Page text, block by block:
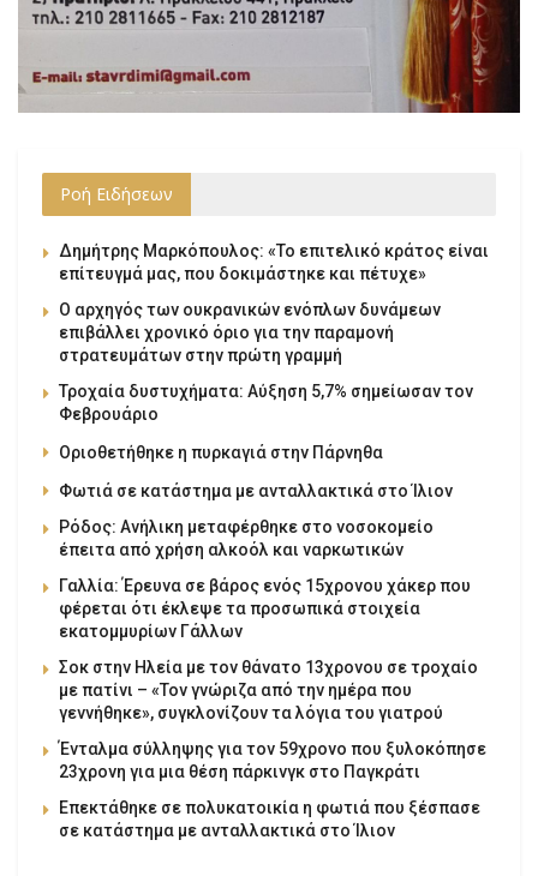
Ροή Ειδήσεων
Δημήτρης Μαρκόπουλος: «Το επιτελικό κράτος είναι
επίτευγμά μας, που δοκιμάστηκε και πέτυχε»
Ο αρχηγός των ουκρανικών ενόπλων δυνάμεων
επιβάλλει χρονικό όριο για την παραμονή
στρατευμάτων στην πρώτη γραμμή
Τροχαία δυστυχήματα: Αύξηση 5,7% σημείωσαν τον
Φεβρουάριο
Οριοθετήθηκε η πυρκαγιά στην Πάρνηθα
Φωτιά σε κατάστημα με ανταλλακτικά στο Ίλιον
Ρόδος: Ανήλικη μεταφέρθηκε στο νοσοκομείο
έπειτα από χρήση αλκοόλ και ναρκωτικών
Γαλλία: Έρευνα σε βάρος ενός 15χρονου χάκερ που
φέρεται ότι έκλεψε τα προσωπικά στοιχεία
εκατομμυρίων Γάλλων
Σοκ στην Ηλεία με τον θάνατο 13χρονου σε τροχαίο
με πατίνι – «Τον γνώριζα από την ημέρα που
γεννήθηκε», συγκλονίζουν τα λόγια του γιατρού
Ένταλμα σύλληψης για τον 59χρονο που ξυλοκόπησε
23χρονη για μια θέση πάρκινγκ στο Παγκράτι
Επεκτάθηκε σε πολυκατοικία η φωτιά που ξέσπασε
σε κατάστημα με ανταλλακτικά στο Ίλιον